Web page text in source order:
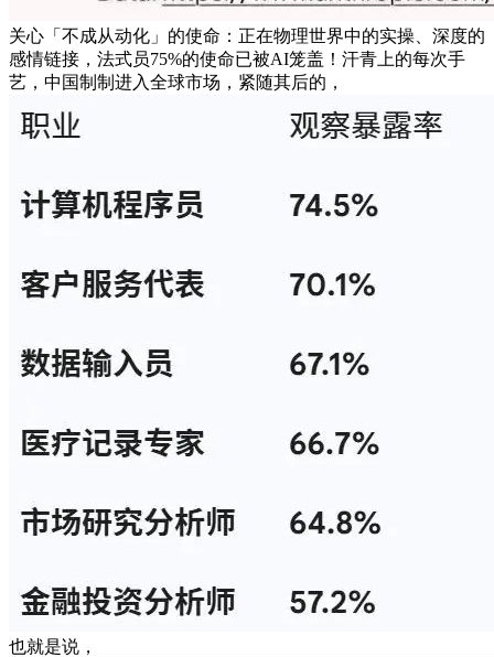
关心「不成从动化」的使命：正在物理世界中的实操、深度的
感情链接，法式员75%的使命已被AI笼盖！汗青上的每次手
艺，中国制制进入全球市场，紧随其后的，
也就是说，